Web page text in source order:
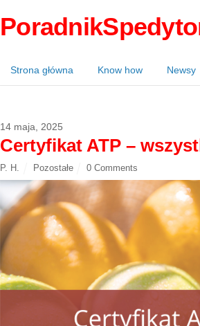
Strona główna Know how Newsy
14 maja, 2025
Certyfikat ATP –
P. H. Pozostałe 0 Comments